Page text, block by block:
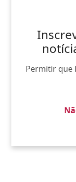
Permitir que